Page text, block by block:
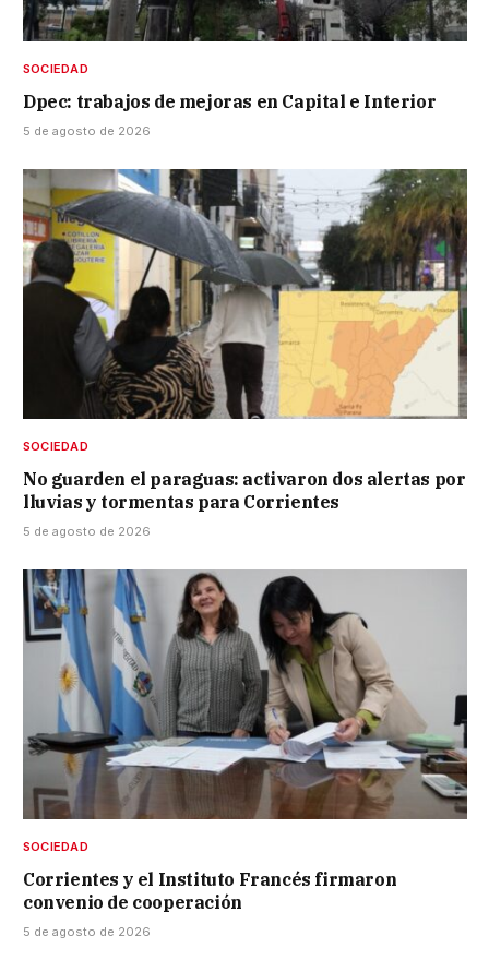
SOCIEDAD
Dpec: trabajos de mejoras en Capital e Interior
5 de agosto de 2026
SOCIEDAD
No guarden el paraguas: activaron dos alertas por
lluvias y tormentas para Corrientes
5 de agosto de 2026
SOCIEDAD
Corrientes y el Instituto Francés firmaron
convenio de cooperación
5 de agosto de 2026